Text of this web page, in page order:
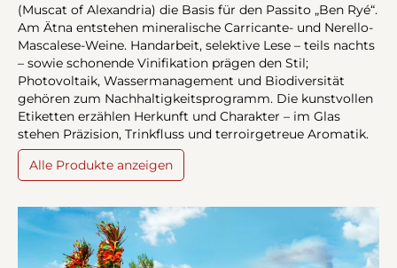
(Muscat of Alexandria) die Basis für den Passito „Ben Ryé“.
Am Ätna entstehen mineralische Carricante- und Nerello-
Mascalese-Weine. Handarbeit, selektive Lese – teils nachts
– sowie schonende Vinifikation prägen den Stil;
Photovoltaik, Wassermanagement und Biodiversität
gehören zum Nachhaltigkeitsprogramm. Die kunstvollen
Etiketten erzählen Herkunft und Charakter – im Glas
stehen Präzision, Trinkfluss und terroirgetreue Aromatik.
Alle Produkte anzeigen